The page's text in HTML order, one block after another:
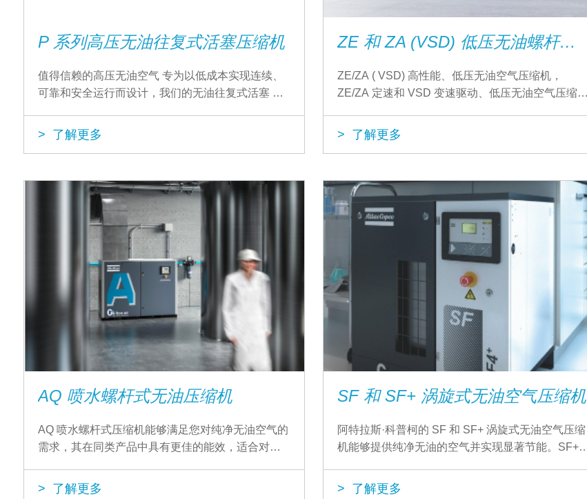
P 系列高压无油往复式活塞压缩机
值得信赖的高压无油空气 专为以低成本实现连续、
可靠和安全运行而设计，我们的无油往复式活塞 P-
> 了解更多
ZE 和 ZA (VSD) 低压无油螺杆式压缩机
ZE/ZA ( VSD) 高性能、低压无油空气压缩机，
ZE/ZA 定速和 VSD 变速驱动、低压无油空气压缩
> 了解更多
AQ 喷水螺杆式无油压缩机
AQ 喷水螺杆式压缩机能够满足您对纯净无油空气的
需求，其在同类产品中具有更佳的能效，适合对可
> 了解更多
SF 和 SF+ 涡旋式无油空气压缩机
阿特拉斯·科普柯的 SF 和 SF+ 涡旋式无油空气压缩
机能够提供纯净无油的空气并实现显著节能。SF+
> 了解更多